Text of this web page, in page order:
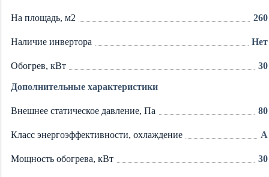
На площадь, м2 260
Наличие инвертора Нет
Обогрев, кВт 30
Дополнительные характеристики
Внешнее статическое давление, Па 80
Класс энергоэффективности, охлаждение A
Мощность обогрева, кВт 30